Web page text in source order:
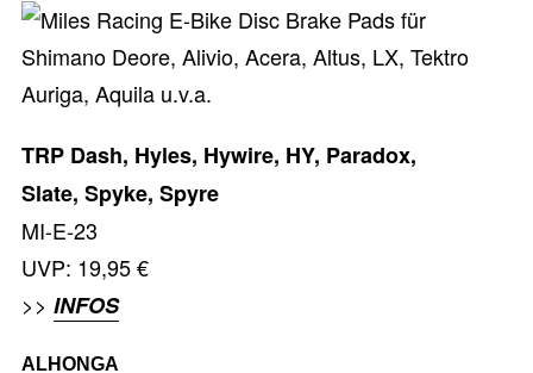
TRP Dash, Hyles, Hywire, HY, Paradox,
Slate, Spyke, Spyre
MI-E-23
UVP: 19,95 €
>> INFOS
ALHONGA